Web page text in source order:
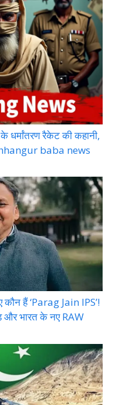
धर्मांतरण रैकेट की कहानी,
baba news
हैं ‘Parag Jain IPS’!
और भारत के नए RAW